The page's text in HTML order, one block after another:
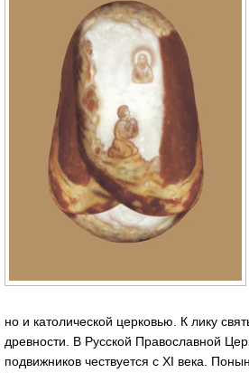
но и католической церковью. К лику
древности. В Русской Православной
подвижников чествуется с XI века.